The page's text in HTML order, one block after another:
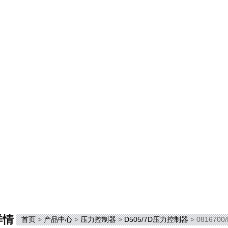
情 首页>产品中心>压力控制器>D505/7D压力控制器> 0816700/